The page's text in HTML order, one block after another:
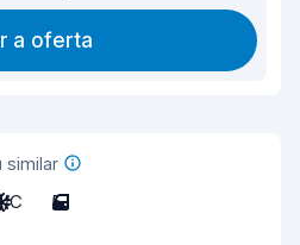
a oferta
similar
C 5